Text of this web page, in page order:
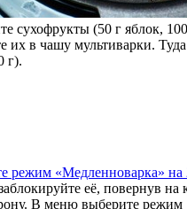
сухофрукты (50 г яблок,
их в чашу мультиварки.
г).
её, повернув
В меню выберите режим